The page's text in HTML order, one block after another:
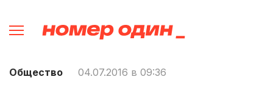
Общество 04.07.2016 в 09:36